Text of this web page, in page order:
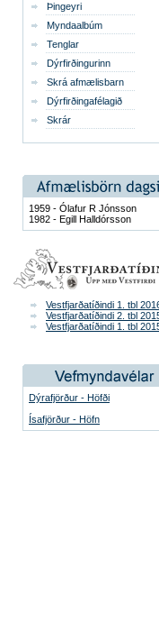
Þingeyri
Myndaalbúm
Tenglar
Dýrfirðingurinn
Skrá afmælisbarn
Dýrfirðingafélagið
Skrár
1959 - Ólafur R Jónsson
1982 - Egill Halldórsson
Vestfjarðatíðindi 1. tbl
Vestfjarðatíðindi 2. tbl
Vestfjarðatíðindi 1. tbl
Dýrafjörður - Höfði
Ísafjörður - Höfn